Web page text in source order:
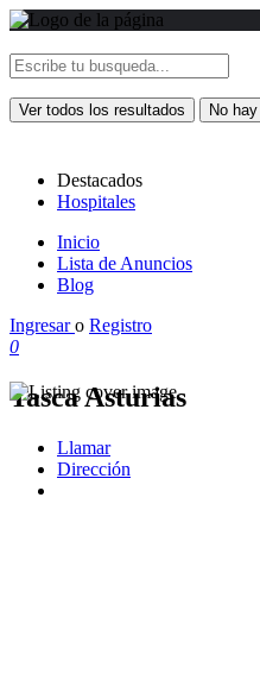
Ver todos los resultados No
Destacados
Hospitales
Inicio
Lista de Anuncios
Blog
Ingresaro Registro
0
Tasca Asturias
Llamar
Dirección